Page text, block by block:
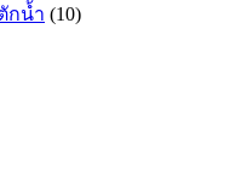
กน้ำ (10)